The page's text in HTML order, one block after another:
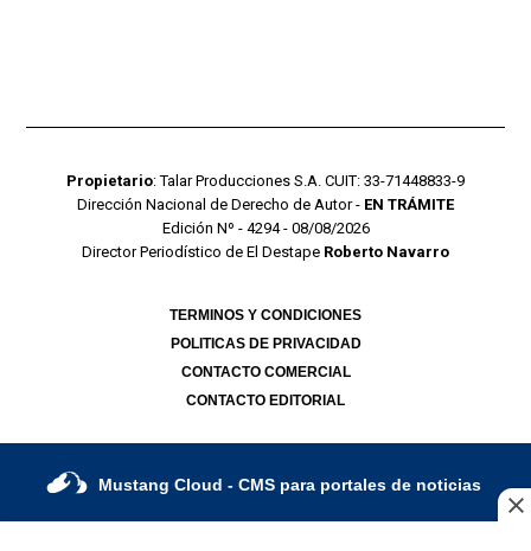
Propietario: Talar Producciones S.A. CUIT: 33-71448833-9
Dirección Nacional de Derecho de Autor - EN TRÁMITE
Edición Nº - 4294 - 08/08/2026
Director Periodístico de El Destape Roberto Navarro
TERMINOS Y CONDICIONES
POLITICAS DE PRIVACIDAD
CONTACTO COMERCIAL
CONTACTO EDITORIAL
Mustang Cloud - CMS para portales de noticias